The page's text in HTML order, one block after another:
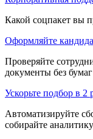
Какой соцпакет вы
Оформляйте
Проверяйте
документы без
Ускорьте подбор в 2
Автоматизируйте
собирайте